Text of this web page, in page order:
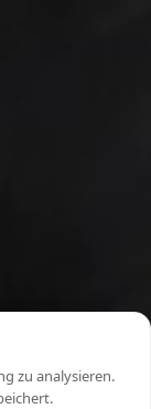
zu analysieren.